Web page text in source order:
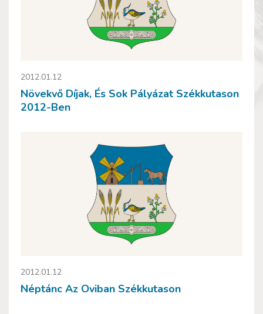
2012.01.12
Növekvő Díjak, És Sok Pályázat Székkutason
2012-Ben
2012.01.12
Néptánc Az Oviban Székkutason